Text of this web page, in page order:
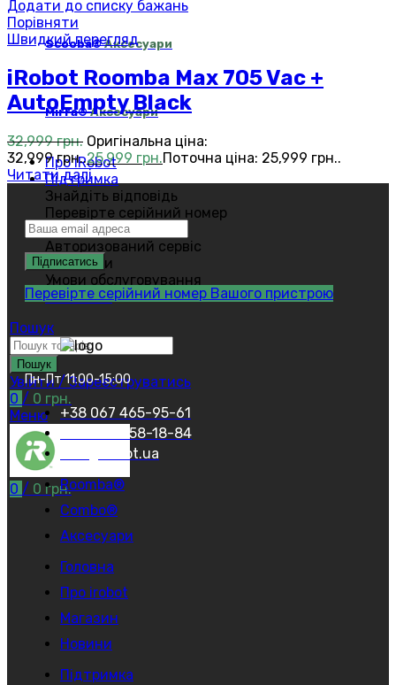
Scooba®Аксесуари
Mirra®Аксесуари
Про iRobot
Підтримка
Знайдіть відповідь
Перевірте серійний номер
Правила магазину
Авторизований сервіс
Партнери
Умови обслуговування
Контакти
Пошук
Пошук
Увійти / Зареєструватись
0 / 0 грн.
Меню
0 / 0 грн.
Додати до списку бажань
Порівняти
Швидкий перегляд
iRobot Roomba Max 705 Vac +
AutoEmpty Black
32,999грн. Оригінальна ціна:
32,999 грн..25,999 грн.Поточна ціна: 25,999 грн..
Читати далі
Перевірте серійний номер Вашого пристрою
Пн-Пт 11:00-15:00
+38 067 465-95-61
+38 044 458-18-84
info@irobot.ua
Roomba®
Combo®
Аксесуари
Головна
Про irobot
Магазин
Новини
Підтримка